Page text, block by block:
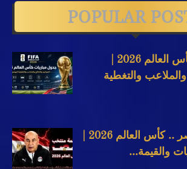
POPULAR
والملاعب والتغطية
والقيمة...